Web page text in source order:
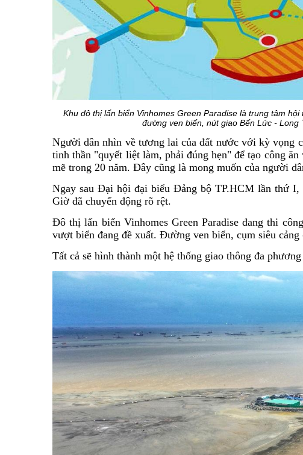
Khu đô thị lấn biển Vinhomes Green Paradiselà trung tâm hội
đường ven biển, nút giao Bến Lức -
Người dân nhìn về tương lai của đất nước với kỳ vọng
tinh thần "quyết liệt làm, phải đúng hẹn" để tạo công
mẽ trong 20 năm. Đây cũng là mong muốn của người
Ngay sau Đại hội đại biểu Đảng bộ TP.HCM lần thứ I,
Giờ đã chuyển động rõ rệt.
Đô thị lấn biển Vinhomes Green Paradise đang thi
vượt biển đang đề xuất. Đường ven biển, cụm siêu cảng
Tất cả sẽ hình thành một hệ thống giao thông đa